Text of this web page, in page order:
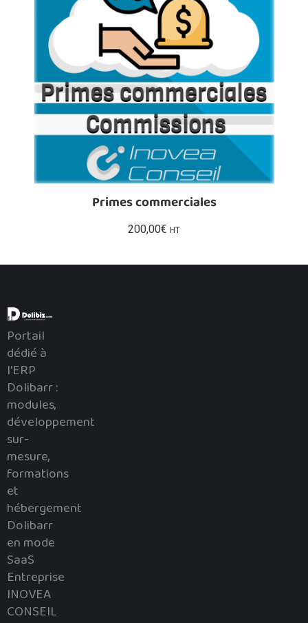
Primes commerciales
200,00€ HT
Portail
dédié à
l'ERP
Dolibarr :
modules,
développement
sur-
mesure,
formations
et
hébergement
Dolibarr
en mode
SaaS
Entreprise
INOVEA
CONSEIL